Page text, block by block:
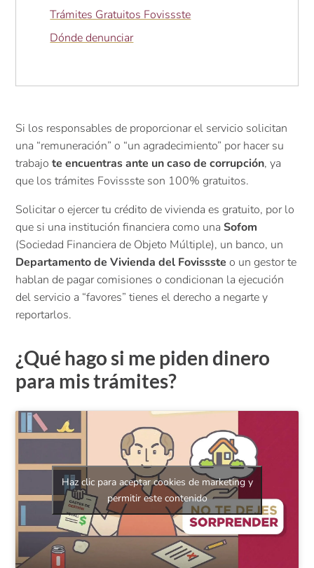
Trámites Gratuitos Fovissste
Dónde denunciar
Si los responsables de proporcionar el servicio solicitan
una “remuneración” o “un agradecimiento” por hacer su
trabajote encuentras ante un caso de corrupción, ya
que los trámites Fovissste son 100% gratuitos.
Solicitar o ejercer tu crédito de vivienda es gratuito, por lo
que si una institución financiera como unaSofom
(Sociedad Financiera de Objeto Múltiple), un banco, un
Departamento de Vivienda del Fovisssteo un gestor te
hablan de pagar comisiones o condicionan la ejecución
del servicio a “favores” tienes el derecho a negarte y
reportarlos.
¿Qué hago si me piden dinero
para mis trámites?
Haz clic para aceptar cookies de marketing y
permitir este contenido